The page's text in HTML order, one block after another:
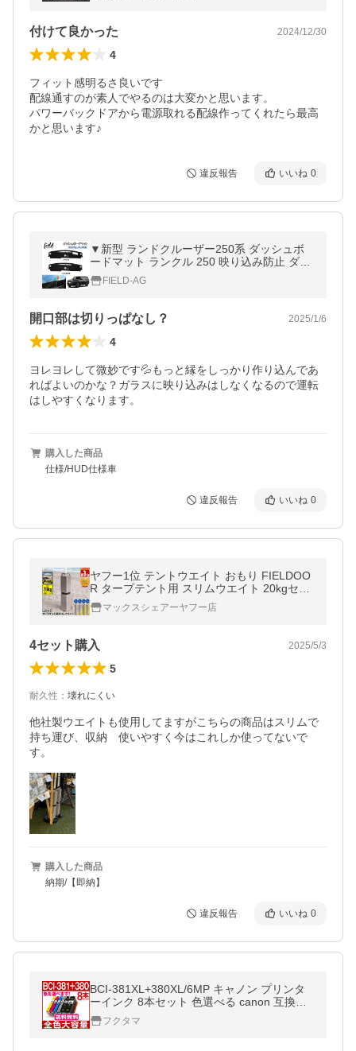
付けて良かった 2024/12/30
4
フィット感明るさ良いです
配線通すのが素人でやるのは大変かと思います。
パワーバックドアから電源取れる配線作ってくれたら最高
かと思います♪
違反報告 いいね 0
▼新型 ランドクルーザー250系 ダッシュボ
ードマット ランクル 250 映り込み防止 ダッ
シュマット ダッシュカバー マット インテリ
ア 内装 スエード素材
FIELD-AG
開口部は切りっぱなし？ 2025/1/6
4
ヨレヨレして微妙です💦もっと縁をしっかり作り込んであ
ればよいのかな？ガラスに映り込みはしなくなるので運転
はしやすくなります。
購入した商品
仕様/HUD仕様車
違反報告 いいね 0
ヤフー1位 テントウエイト おもり FIELDOO
R タープテント用 スリムウエイト 20kgセッ
ト 10kg×2個組 5kg×4枚 重り 錘 薄型 スリム
1年保証 送料無料
マックスシェアーヤフー店
4セット購入 2025/5/3
5
耐久性 ： 壊れにくい
他社製ウエイトも使用してますがこちらの商品はスリムで
持ち運び、収納　使いやすく今はこれしか使ってないで
す。
購入した商品
納期/【即納】
違反報告 いいね 0
BCI-381XL+380XL/6MP キャノン プリンタ
ーインク 8本セット 色選べる canon 互換イ
ンクカートリッジ BCI-381+380/5MP BCI-38
0 BCI-381XL BCI381 BCI380XL
フクタマ